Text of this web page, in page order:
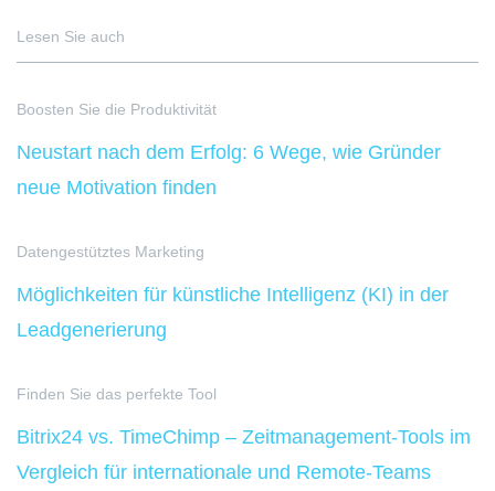
Lesen Sie auch
Boosten Sie die Produktivität
Neustart nach dem Erfolg: 6 Wege, wie Gründer
neue Motivation finden
Datengestütztes Marketing
Möglichkeiten für künstliche Intelligenz (KI) in der
Leadgenerierung
Finden Sie das perfekte Tool
Bitrix24 vs. TimeChimp – Zeitmanagement-Tools im
Vergleich für internationale und Remote-Teams